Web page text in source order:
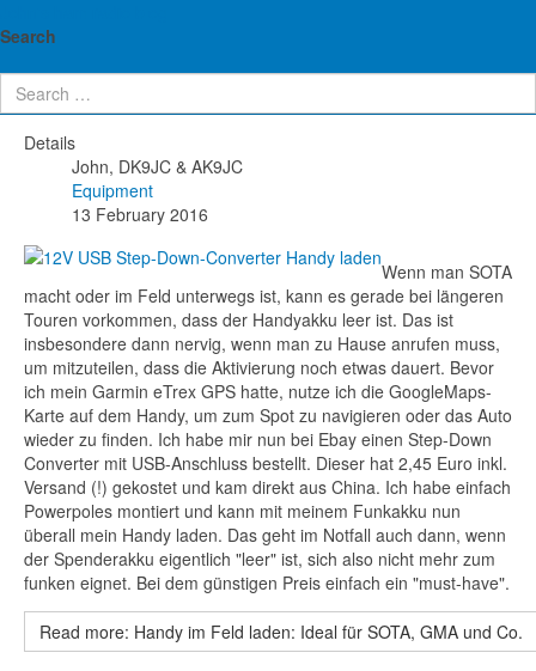
Search
Handy im Feld laden: Ideal für SOTA,
GMA und Co.
Details
John, DK9JC & AK9JC
Equipment
13 February 2016
Wenn man SOTA
macht oder im Feld unterwegs ist, kann es gerade bei längeren
Touren vorkommen, dass der Handyakku leer ist. Das ist
insbesondere dann nervig, wenn man zu Hause anrufen muss,
um mitzuteilen, dass die Aktivierung noch etwas dauert. Bevor
ich mein Garmin eTrex GPS hatte, nutze ich die GoogleMaps-
Karte auf dem Handy, um zum Spot zu navigieren oder das Auto
wieder zu finden. Ich habe mir nun bei Ebay einen Step-Down
Converter mit USB-Anschluss bestellt. Dieser hat 2,45 Euro inkl.
Versand (!) gekostet und kam direkt aus China. Ich habe einfach
Powerpoles montiert und kann mit meinem Funkakku nun
überall mein Handy laden. Das geht im Notfall auch dann, wenn
der Spenderakku eigentlich "leer" ist, sich also nicht mehr zum
funken eignet. Bei dem günstigen Preis einfach ein "must-have".
Read more: Handy im Feld laden: Ideal für SOTA, GMA und Co.